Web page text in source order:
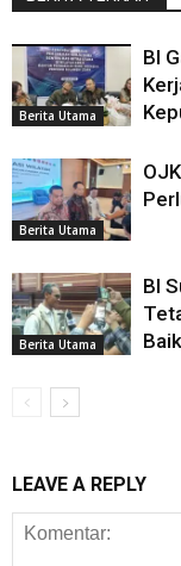
Berita Utama
BI
Berita Utama
Berita Utama
BI
Baik
LEAVE A REPLY